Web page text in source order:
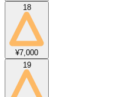
18
¥7,000
19